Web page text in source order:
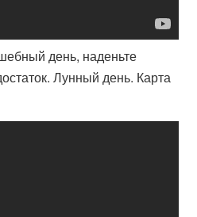
день, наденьте
Лунный день. Карта